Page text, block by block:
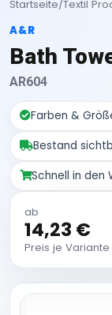
Startseite/Textil
A&R
Bath
AR604
Farben &
Bestand
Schnell in den
ab
14,23 €
Preis je